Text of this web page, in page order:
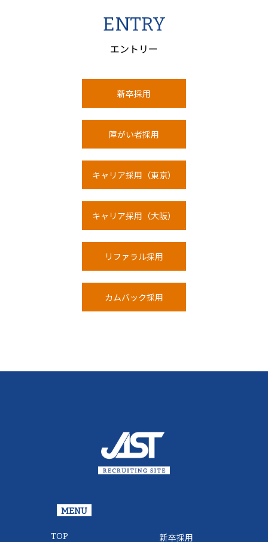
ENTRY
エントリー
新卒採用
障がい者採用
キャリア採用（東京）
キャリア採用（大阪）
リファラル採⽤
カムバック採⽤
MENU
TOP 新卒採用